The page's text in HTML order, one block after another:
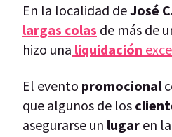
En la localidad deJosé
largas colas de más de
hizo una liquidación
El evento promocional
que algunos de los
asegurarse un lugar en la